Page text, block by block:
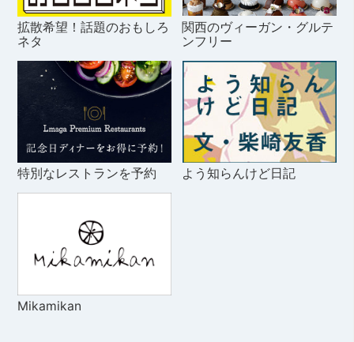
拡散希望！話題のおもしろ
ネタ
関西のヴィーガン・グルテ
ンフリー
特別なレストランを予約 よう知らんけど日記
Mikamikan